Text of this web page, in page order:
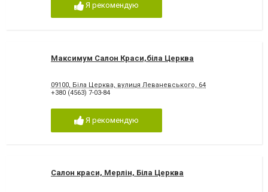
Я рекомендую
Максимум Салон Краси,біла Церква
09100, Біла Церква, вулиця Леваневського, 64
+380 (4563) 7-03-84
Я рекомендую
Салон краси, Мерлін, Біла Церква